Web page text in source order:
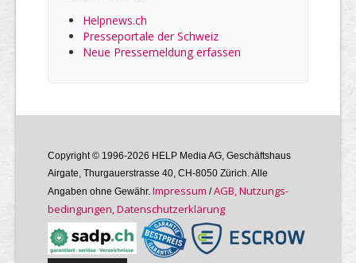
Helpnews.ch
Presseportale der Schweiz
Neue Pressemeldung erfassen
Copyright © 1996-2026 HELP Media AG, Geschäftshaus
Airgate, Thurgauer­strasse 40, CH-8050 Zürich. Alle
Angaben ohne Gewähr. Im­pres­sum /AGB, Nutzungs­
bedin­gungen, Daten­schutz­er­klärung